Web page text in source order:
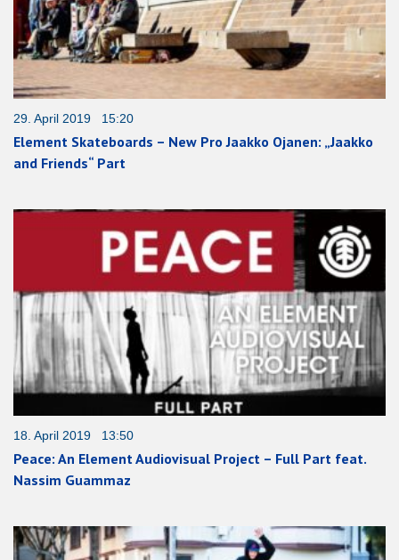
29. April 2019 15:20
Element Skateboards – New Pro Jaakko Ojanen: „Jaakko
and Friends“ Part
18. April 2019 13:50
Peace: An Element Audiovisual Project – Full Part feat.
Nassim Guammaz